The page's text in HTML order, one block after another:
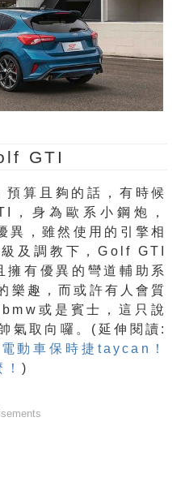
GTI
算且夠的話，有時候
，身為歐系小鋼炮，
異，雖然使用的引擎相
及調教下，Golf GTI
有優異的彎道輔助系
樂趣，而或許有人會質
或是賓士，這只說
氣取向囉。(延伸閱讀:
動車保時捷taycan！
)